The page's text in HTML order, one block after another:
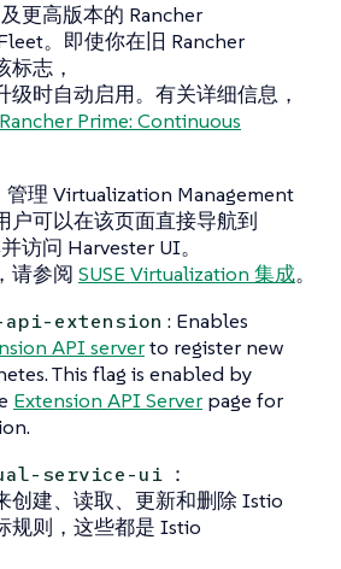
及更高版本的 Rancher
。即使你在旧 Rancher
标志，
级时自动启用。有关详细信息，
Prime: Continuous
管理 Virtualization Management
户可以在该页面直接导航到
访问 Harvester UI。
请参阅 SUSE Virtualization 集成。
extension : Enables
API serverto register new
This flag is enabled by
Extension API Server page for
service-ui ：
创建、读取、更新和删除 Istio
规则，这些都是 Istio